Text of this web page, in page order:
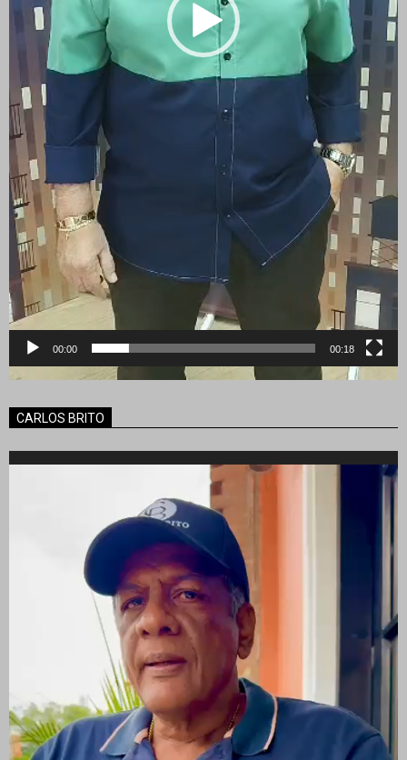
00:00 00:18
CARLOS BRITO
Reproductor